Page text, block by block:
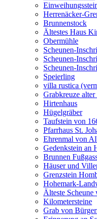
Herrenäcker-
Brunnenstock
Ältestes Haus
Obermühle
Scheunen-
Scheunen-
Scheunen-
Speierling
villa rustica
Grabkreuze
Hirtenhaus
Hügelgräber
Taufstein von
Pfarrhaus St.
Ehrenmal von
Gedenkstein an
Brunnen
Häuser und
Grenzstein
Hohemark-
Älteste Scheune
Kilometersteine
Grab von